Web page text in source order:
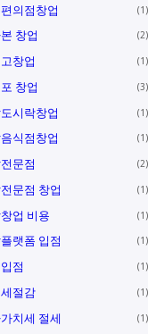
의점창업 1
창업 2
창업 1
창업 3
시락창업 1
식점창업 1
문점 2
문점 창업 1
업 비용 1
랫폼 입점 1
점 1
절감 1
치세 절세 1